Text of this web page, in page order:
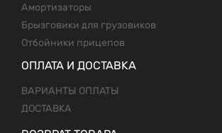
Амортизаторы
Брызговики для грузовиков
Отбойники прицепов
ОПЛАТА И ДОСТАВКА
ВАРИАНТЫ ОПЛАТЫ
ДОСТАВКА